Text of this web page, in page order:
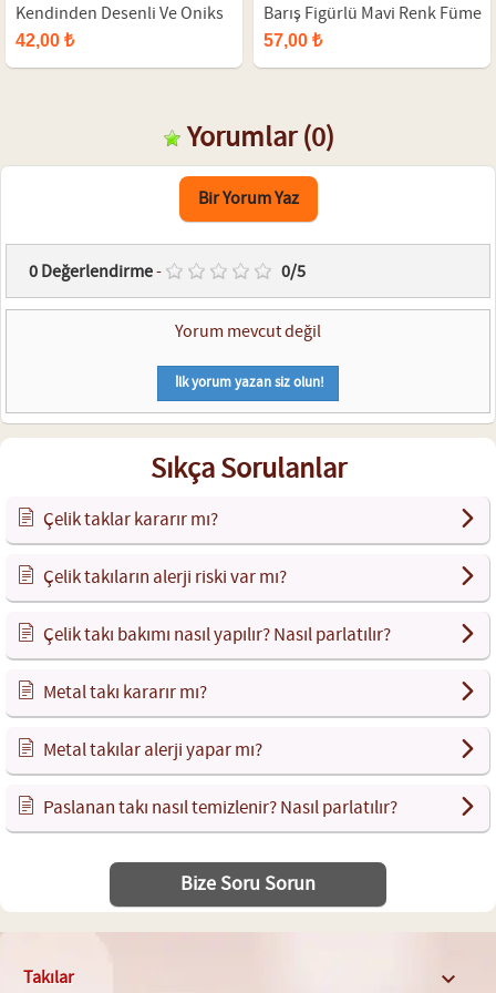
Kendinden Desenli Ve Oniks
Doğal Taş Erkek Bileklik
42,00 ₺
Barış Figürlü Mavi Renk Füme
Metal Aksesuarlı Çift Sıra
57,00 ₺
Yorumlar(0)
Bir Yorum Yaz
0Değerlendirme- 0/5
Yorum mevcut değil
İlk yorum yazan siz olun!
Sıkça Sorulanlar
Çelik taklar kararır mı?
Çelik takıların alerji riski var mı?
Çelik takı bakımı nasıl yapılır? Nasıl parlatılır?
Metal takı kararır mı?
Metal takılar alerji yapar mı?
Paslanan takı nasıl temizlenir? Nasıl parlatılır?
Bize Soru Sorun
Takılar 